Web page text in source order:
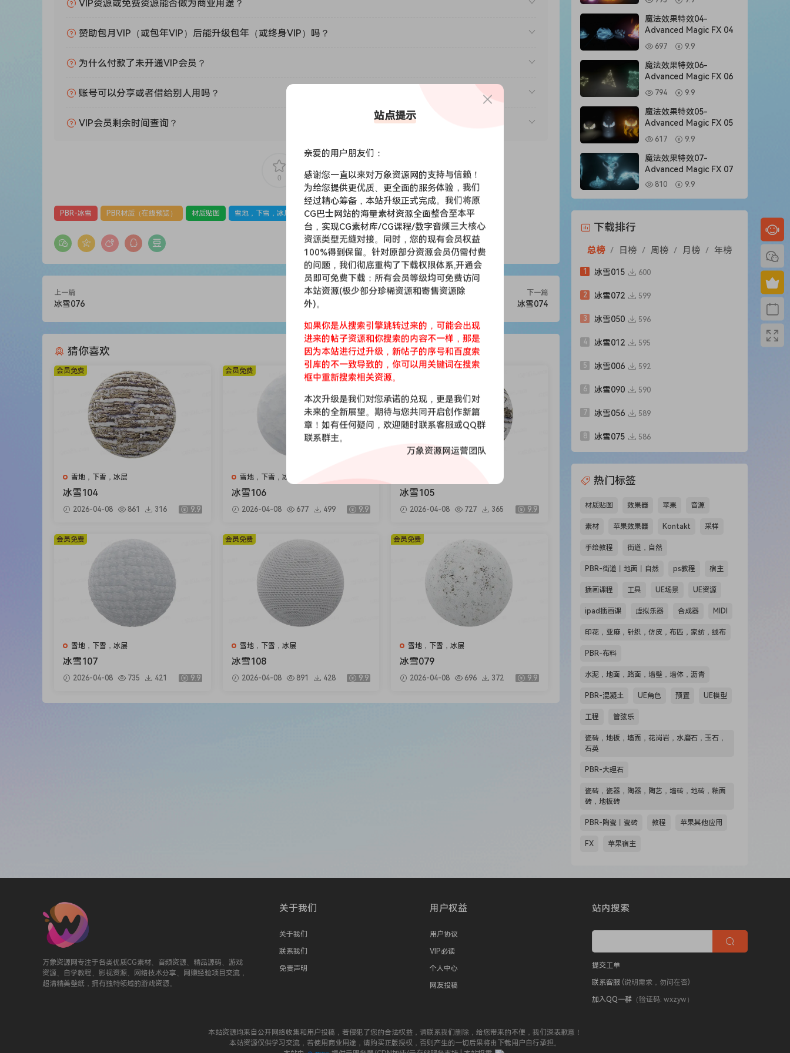
VIP资源或免费资源能否做为商业用途？
赞助包月VIP（或包年VIP）后能升级包年（或终身VIP）吗？
为什么付款了未开通VIP会员？
账号可以分享或者借给别人用吗？
VIP会员剩余时间查询？
0 0
PBR-冰雪 PBR材质（在线预览） 材质贴图 雪地，下雪，冰层
上一篇
冰雪076
下一篇
冰雪074
猜你喜欢
雪地，下雪，冰层
冰雪104
2026-04-08 861 316 9.9
会员免费
雪地，下雪，冰层
冰雪106
2026-04-08 677 499 9.9
会员免费
冰雪105
2026-04-08 727 365 9.9
会员免费
雪地，下雪，冰层
冰雪107
2026-04-08 735 421 9.9
会员免费
雪地，下雪，冰层
冰雪108
2026-04-08 891 428 9.9
会员免费
雪地，下雪，冰层
冰雪079
2026-04-08 696 372 9.9
会员免费
魔法效果特效04-
Advanced Magic FX 04
697 9.9
魔法效果特效06-
Advanced Magic FX 06
794 9.9
魔法效果特效05-
Advanced Magic FX 05
617 9.9
魔法效果特效07-
Advanced Magic FX 07
810 9.9
下载排行
总榜 / 日榜 / 周榜 / 月榜 / 年榜
1 冰雪015 600
2 冰雪072 599
3 冰雪050 596
4 冰雪012 595
5 冰雪006 592
6 冰雪090 590
7 冰雪056 589
8 冰雪075 586
热门标签
材质贴图 效果器 苹果 音源
素材 苹果效果器 Kontakt 采样
手绘教程 街道，自然
PBR-街道丨地面丨自然 ps教程 宿主
插画课程 工具 UE场景 UE资源
ipad插画课 虚拟乐器 合成器 MIDI
印花，亚麻，针织，仿皮，布匹，家纺，绒布
PBR-布料
水泥，地面，路面，墙壁，墙体，沥青
PBR-混凝土 UE角色 预置 UE模型
工程 管弦乐
瓷砖，地板，墙面，花岗岩，水磨石，玉石，
石英
PBR-大理石
瓷砖，瓷器，陶器，陶艺，墙砖，地砖，釉面
砖，地板砖
PBR-陶瓷丨瓷砖 教程 苹果其他应用
FX 苹果宿主
万象资源网专注于各类优质CG素材、音频资源、精品源码、游戏
资源、自学教程、影视资源、网络技术分享、网赚经验项目交流，
超清精美壁纸，拥有独特领域的游戏资源。
关于我们
关于我们
联系我们
免责声明
用户权益
用户协议
VIP必读
个人中心
网友投稿
站内搜索
提交工单
联系客服 (说明需求，勿问在否)
加入QQ一群（验证码: wxzyw）
本站资源均来自公开网络收集和用户投稿，若侵犯了您的合法权益，请联系我们删除，给您带来的不便，我们深表歉意！
本站资源仅供学习交流，若使用商业用途，请购买正版授权，否则产生的一切后果将由下载用户自行承担。
站点提示
亲爱的用户朋友们：
感谢您一直以来对万象资源网的支持与信赖！
为给您提供更优质、更全面的服务体验，我们
经过精心筹备，本站升级正式完成。我们将原
CG巴士网站的海量素材资源全面整合至本平
台，实现CG素材库/CG课程/数字音频三大核心
资源类型无缝对接。同时，您的现有会员权益
100%得到保留。针对原部分资源会员仍需付费
的问题，我们彻底重构了下载权限体系,开通会
员即可免费下载：所有会员等级均可免费访问
本站资源(极少部分珍稀资源和寄售资源除
外)。
如果你是从搜索引擎跳转过来的，可能会出现
进来的帖子资源和你搜索的内容不一样，那是
因为本站进行过升级，新帖子的序号和百度索
引库的不一致导致的，你可以用关键词在搜索
框中重新搜索相关资源。
本次升级是我们对您承诺的兑现，更是我们对
未来的全新展望。期待与您共同开启创作新篇
章！如有任何疑问，欢迎随时联系客服或QQ群
联系群主。
万象资源网运营团队